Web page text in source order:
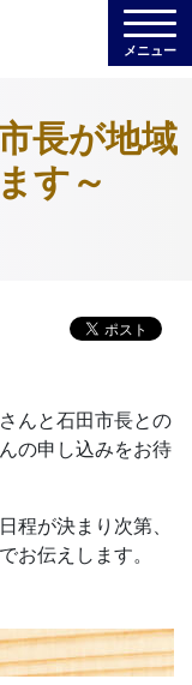
メニュー
長が地域
す～
んと石田市長との
の申し込みをお待
程が決まり次第、
お伝えします。